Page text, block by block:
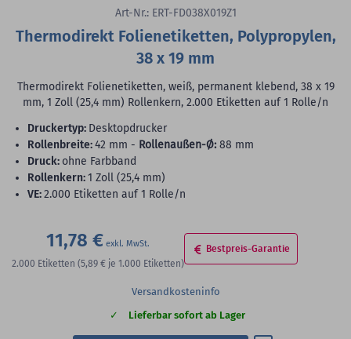
Art-Nr.: ERT-FD038X019Z1
Thermodirekt Folienetiketten, Polypropylen,
38 x 19 mm
Thermodirekt Folienetiketten, weiß, permanent klebend, 38 x 19
mm, 1 Zoll (25,4 mm) Rollenkern, 2.000 Etiketten auf 1 Rolle/n
Druckertyp: Desktopdrucker
Rollenbreite:42 mm - Rollenaußen-Ø: 88 mm
Druck: ohne Farbband
Rollenkern:1 Zoll (25,4 mm)
VE:2.000 Etiketten auf 1 Rolle/n
11,78 €
2.000 Etiketten (5,89 € je 1.000 Etiketten)
Bestpreis-Garantie
Versandkosteninfo
Lieferbar sofort ab Lager